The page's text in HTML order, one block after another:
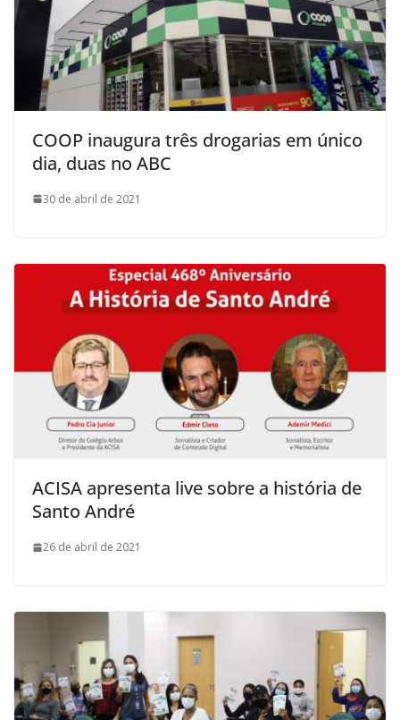
COOP inaugura três drogarias em único
dia, duas no ABC
30 de abril de 2021
ACISA apresenta live sobre a história de
Santo André
26 de abril de 2021